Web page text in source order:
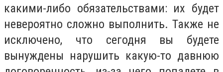
какими-либо обязательствами: их будет
невероятно сложно выполнить. Также не
исключено, что сегодня вы будете
вынуждены нарушить какую-то давнюю